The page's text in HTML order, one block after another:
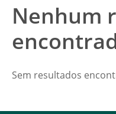
Nenhum
Sem resultados